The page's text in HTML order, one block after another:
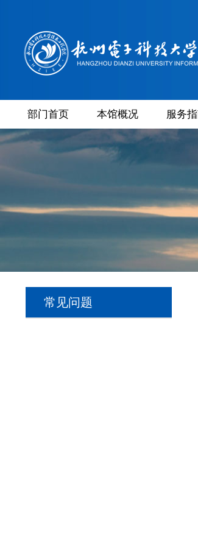
部门首页 本馆概况 服务
常见问题